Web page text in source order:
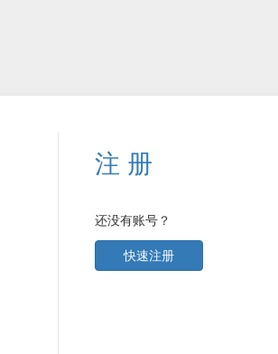
注 册
还没有账号？
快速注册